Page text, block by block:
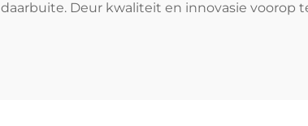
Deur kwaliteit en innovasie voorop